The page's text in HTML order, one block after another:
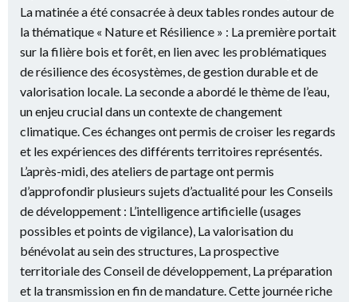
La matinée a été consacrée à deux tables rondes autour de
la thématique « Nature et Résilience » : La première portait
sur la filière bois et forêt, en lien avec les problématiques
de résilience des écosystèmes, de gestion durable et de
valorisation locale. La seconde a abordé le thème de l’eau,
un enjeu crucial dans un contexte de changement
climatique. Ces échanges ont permis de croiser les regards
et les expériences des différents territoires représentés.
L’après-midi, des ateliers de partage ont permis
d’approfondir plusieurs sujets d’actualité pour les Conseils
de développement : L’intelligence artificielle (usages
possibles et points de vigilance), La valorisation du
bénévolat au sein des structures, La prospective
territoriale des Conseil de développement, La préparation
et la transmission en fin de mandature. Cette journée riche